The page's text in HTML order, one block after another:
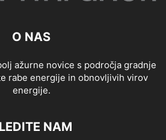
O NAS
ažurne novice s področja gradnje
rabe energije in obnovljivih virov
energije.
NAM